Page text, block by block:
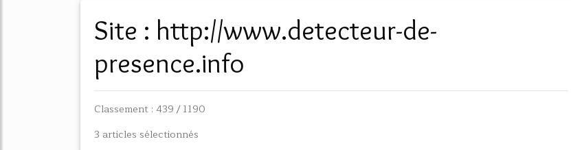
Site : http://www.detecteur-de-
presence.info
Classement : 439 / 1190
3 articles sélectionnés